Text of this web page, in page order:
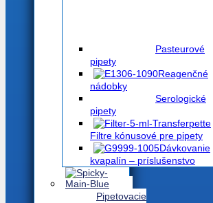
Pasteurové
pipety
Reagenčné
nádobky
Serologické
pipety
Filtre kónusové pre pipety
Dávkovanie
kvapalín – príslušenstvo
Pipetovacie